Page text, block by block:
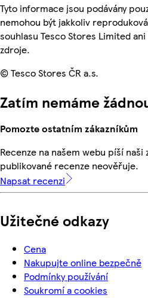
Tyto informace jsou podávány
nemohou být jakkoliv
souhlasu Tesco Stores Limited
zdroje.
© Tesco Stores ČR a.s.
Zatím nemáme
Pomozte ostatním zákazníkům
Recenze na našem webu píší naši
publikované recenze neověřuje.
Napsat recenzi
Užitečné odkazy
Cena
Nakupujte online bezpečně
Podmínky používání
Soukromí a cookies